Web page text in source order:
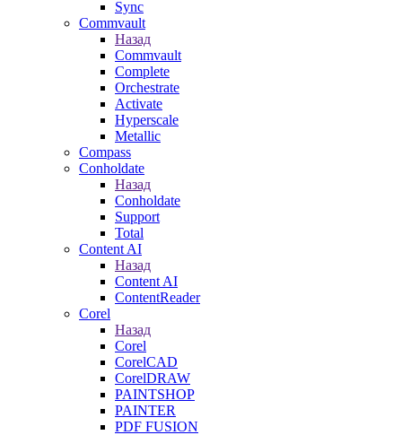
Sync
Commvault
Назад
Commvault
Complete
Orchestrate
Activate
Hyperscale
Metallic
Compass
Conholdate
Назад
Conholdate
Support
Total
Content AI
Назад
Content AI
ContentReader
Corel
Назад
Corel
CorelCAD
CorelDRAW
PAINTSHOP
PAINTER
PDF FUSION